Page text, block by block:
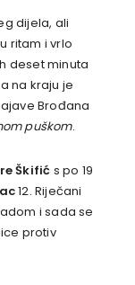
dijela, ali
ritam i vrlo
deset minuta
na kraju je
Brođana
puškom.
Škifić s po 19
12. Riječani
i sada se
protiv